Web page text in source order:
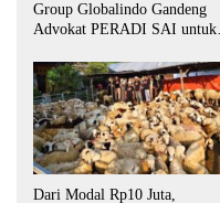
Group Globalindo Gandeng
Advokat PERADI SAI untuk
Dari Modal Rp10 Juta,